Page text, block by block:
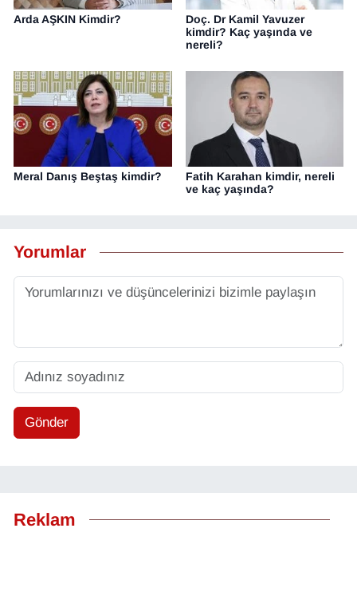
Arda AŞKIN Kimdir?
Doç. Dr Kamil Yavuzer
kimdir? Kaç yaşında ve
nereli?
Meral Danış Beştaş kimdir?
Fatih Karahan kimdir, nereli
ve kaç yaşında?
Yorumlar
Gönder
Reklam